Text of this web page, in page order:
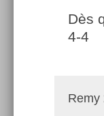
Dès
4-4
Remy